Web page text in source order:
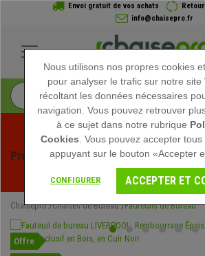
Envoi gratuit de vos achats
info@chaisepro.fr
Profitez des soldes d'été chez
exclusives pour une durée
Chaisepro Chaises de Bureau Fauteuils de Bureau
Offre
Nous utilisons nos propres cookies
pour analyser le trafic sur notre site
récoltant les données nécessaires
navigation. Vous pouvez retrouver
à ce sujet dans notre rubrique
Cookies . Vous pouvez accepter
appuyant sur le bouton «Accepter
CONFIGURER ACCEPTER ET